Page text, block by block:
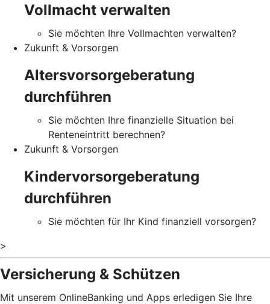
Vollmacht verwalten
Sie möchten Ihre Vollmachten verwalten?
Zukunft & Vorsorgen
Altersvorsorgeberatung
durchführen
Sie möchten Ihre finanzielle Situation bei
Renteneintritt berechnen?
Zukunft & Vorsorgen
Kindervorsorgeberatung
durchführen
Sie möchten für Ihr Kind finanziell vorsorgen?
>
Versicherung & Schützen
Mit unserem OnlineBanking und Apps erledigen Sie Ihre